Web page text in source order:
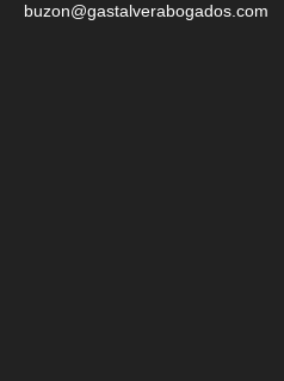
buzon@gastalverabogados.com